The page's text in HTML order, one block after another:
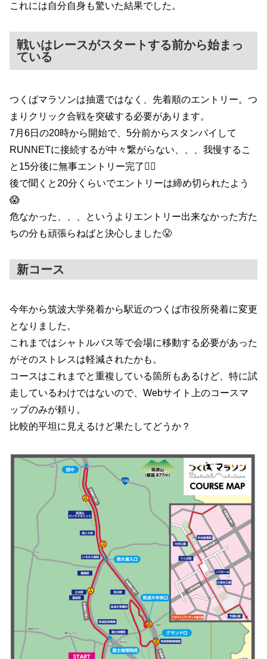
これには自分自身も驚いた結果でした。
戦いはレースがスタートする前から始まっ
ている
つくばマラソンは抽選ではなく、先着順のエントリー。つ
まりクリック合戦を突破する必要があります。
7月6日の20時から開始で、5分前からスタンバイして
RUNNETに接続するが中々繋がらない、、、我慢するこ
と15分後に無事エントリー完了😮‍💨
後で聞くと20分くらいでエントリーは締め切られたよう
😱
危なかった、、、というよりエントリー出来なかった方た
ちの分も頑張らねばと決心しました😤
新コース
今年から筑波大学発着から駅近のつくば市役所発着に変更
となりました。
これまではシャトルバス等で会場に移動する必要があった
がそのストレスは軽減されたかも。
コースはこれまでと重複している箇所もあるけど、特に試
走しているわけではないので、Webサイト上のコースマ
ップのみが頼り。
比較的平坦に見えるけど果たしてどうか？